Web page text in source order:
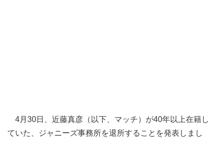
4月30日、近藤真彦（以下、マッチ）が40年以上在籍し
ていた、ジャニーズ事務所を退所することを発表しまし